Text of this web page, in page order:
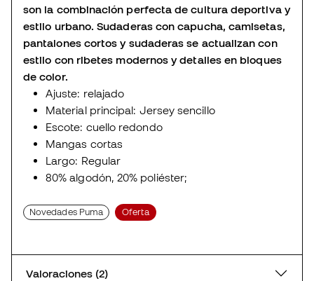
son la combinación perfecta de cultura deportiva y
estilo urbano. Sudaderas con capucha, camisetas,
pantalones cortos y sudaderas se actualizan con
estilo con ribetes modernos y detalles en bloques
de color.
Ajuste: relajado
Material principal: Jersey sencillo
Escote: cuello redondo
Mangas cortas
Largo: Regular
80% algodón, 20% poliéster;
Novedades Puma Oferta
Valoraciones (2)